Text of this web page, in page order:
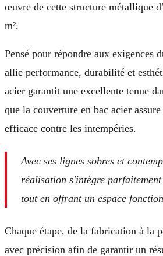
œuvre de cette structure métallique
m².
Pensé pour répondre aux exigences
allie performance, durabilité et
acier garantit une excellente tenue
que la couverture en bac acier
efficace contre les intempéries.
Avec ses lignes sobres et
réalisation s'intègre
tout en offrant un espace
Chaque étape, de la fabrication à la
avec précision afin de garantir un